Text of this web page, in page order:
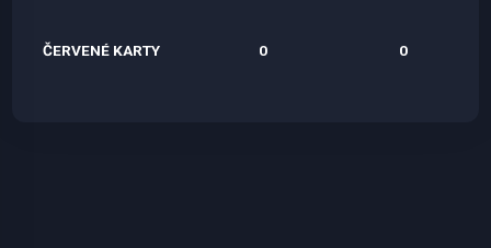
ČERVENÉ KARTY 0 0